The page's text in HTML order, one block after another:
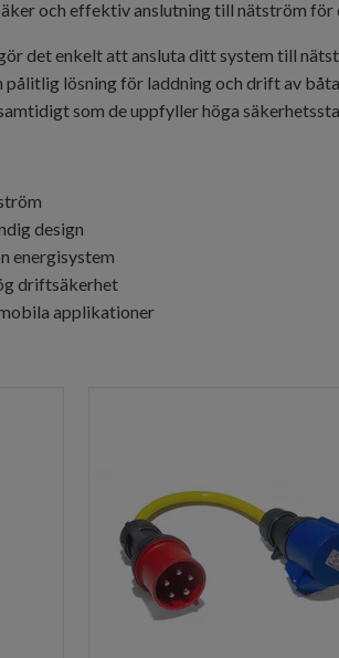
och effektiv anslutning till nätström
det enkelt att ansluta ditt system till
pålitlig lösning för laddning och drift av
som de uppfyller höga
design
energisystem
driftsäkerhet
applikationer